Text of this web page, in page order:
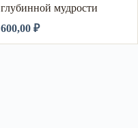
глубинной мудрости
600,00 ₽